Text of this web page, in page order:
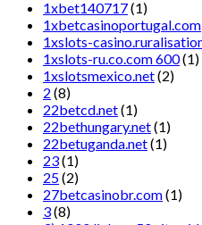
1xbet140717(1)
1xbetcasinoportugal.com
1xslots-
1xslots-ru.co.com 600(1)
1xslotsmexico.net(2)
2 (8)
22betcd.net(1)
22bethungary.net(1)
22betuganda.net(1)
23(1)
25(2)
27betcasinobr.com(1)
3(8)